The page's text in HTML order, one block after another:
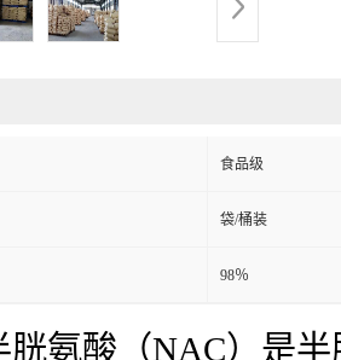
食品级
袋/桶装
98％
氨酸（NAC）是